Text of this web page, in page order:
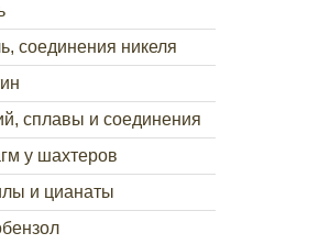
соединения никеля
сплавы и соединения
у шахтеров
и цианаты